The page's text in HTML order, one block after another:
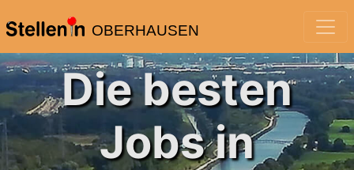
OBERHAUSEN
Die besten
Jobs in